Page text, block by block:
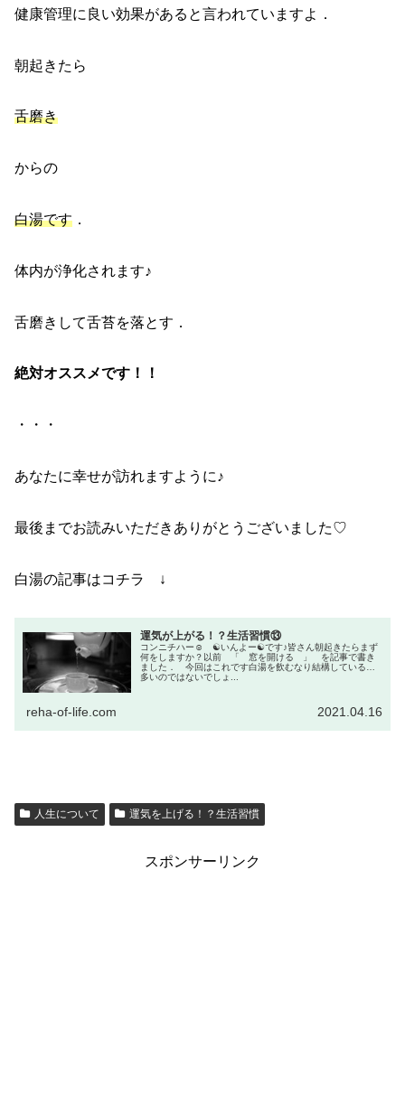
健康管理に良い効果があると言われていますよ．
朝起きたら
舌磨き
からの
白湯です ．
体内が浄化されます♪
舌磨きして舌苔を落とす．
絶対オススメです！！
・・・
あなたに幸せが訪れますように♪
最後までお読みいただきありがとうございました♡
白湯の記事はコチラ ↓
運気が上がる！？生活習慣⑬
コンニチハー☺ ☯いんよー☯です♪皆さん朝起きたらまず
何をしますか？以前 「 窓を開ける 」 を記事で書き
ました． 今回はこれです白湯を飲むなり結構している人
多いのではないでしょ...
reha-of-life.com 2021.04.16
人生について 運気を上げる！？生活習慣
スポンサーリンク